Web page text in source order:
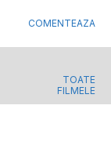
COMENTEAZA
TOATE
FILMELE